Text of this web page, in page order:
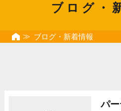
ブログ・
ブログ・新着情報
パ